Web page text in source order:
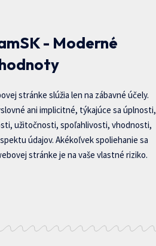
- Moderné
stránke slúžia len na zábavné účely.
ani implicitné, týkajúce sa úplnosti,
užitočnosti, spoľahlivosti, vhodnosti,
údajov. Akékoľvek spoliehanie sa
stránke je na vaše vlastné riziko.